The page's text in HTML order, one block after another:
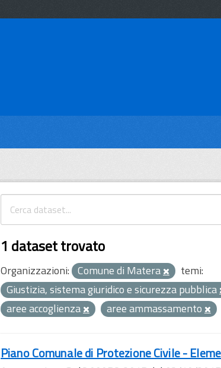
1 dataset trovato
Organizzazioni: Comune di Matera
temi:
Giustizia, sistema giuridico e sicurezza pubblica
aree accoglienza
aree ammassamento
Piano Comunale di Protezione Civile -